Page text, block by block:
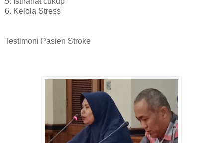
6. Kelola Stress
Testimoni Pasien Stroke